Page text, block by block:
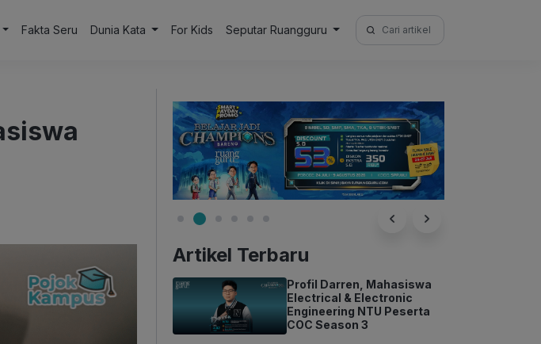
Fakta Seru Dunia Kata For Kids Seputar Ruangguru
Search
for:
Artikel Terbaru
Profil Darren, Mahasiswa
Electrical & Electronic
Engineering NTU Peserta
COC Season 3